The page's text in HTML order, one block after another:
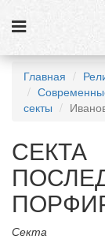
Новости
Галерея
Викторины
Главная
секты
СЕКТА
Секта